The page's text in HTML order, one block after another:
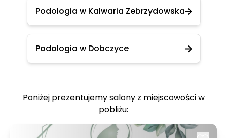
Podologia w Kalwaria Zebrzydowska
Podologia w Dobczyce
Poniżej prezentujemy salony z miejscowości w
pobliżu: